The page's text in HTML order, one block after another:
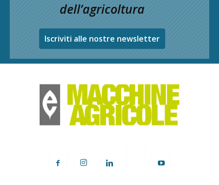
dell’agricoltura
Iscriviti alle nostre newsletter